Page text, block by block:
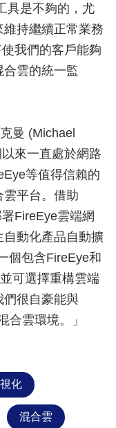
具是不夠的，尤
持繼續正常業務
我們的客戶能夠
雲的統一監
曼 (Michael
來一直處於網路
等值得信賴的
平台。借助
FireEye雲端網
動化產品自動擴
個包含FireEye和
可選擇重構雲端
們很自豪能與
合雲環境。」
化
混合雲